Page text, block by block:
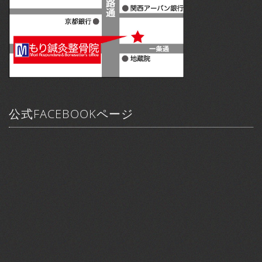
公式FACEBOOKページ